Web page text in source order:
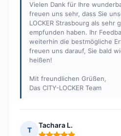
Vielen Dank für Ihre
freuen uns sehr, dass Sie
LOCKER Strasbourg als sehr
empfunden haben. Ihr
weiterhin die bestmögliche
freuen uns darauf, Sie bald
heißen!
Mit freundlichen Grüßen,
Das CITY-LOCKER Team
T
Tachara L.